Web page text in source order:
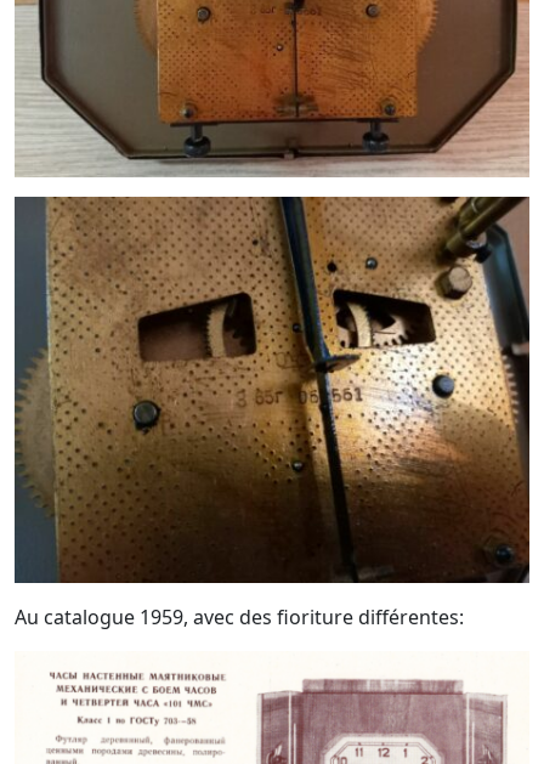
Au catalogue 1959, avec des fioriture différentes: